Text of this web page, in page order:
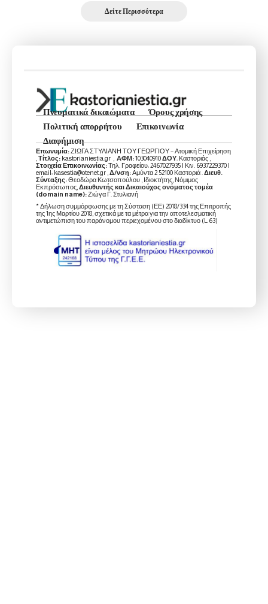
Δείτε Περισσότερα
Πνευματικά δικαιώματα
Όρους χρήσης
Πολιτική απορρήτου
Επικοινωνία
Διαφήμιση
Επωνυμία:ΖΙΩΓΑ ΣΤΥΛΙΑΝΗ ΤΟΥ ΓΕΩΡΓΙΟΥ – Ατομική Επιχείρηση
Τίτλος: kastorianiestia.gr , ΑΦΜ:103040910ΔΟΥ: Καστοριάς ,
Στοιχεία Επικοινωνίας:Τηλ. Γραφείου: 2467027935 | Κιν. 6937229370 |
email: kasestia@otenet.gr , Δ/νση:Αμύντα 2 52100 Καστοριά . Διευθ.
Σύνταξης:Θεοδώρα Κωτσοπούλου , Ιδιοκτήτης, Νόμιμος
Εκπρόσωπος, Διευθυντής και Δικαιούχος ονόματος τομέα
(domain name):Ζιώγα Γ. Στυλιανή
* Δήλωση συμμόρφωσης με τη Σύσταση (ΕΕ) 2018/334 της Επιτροπής
της 1ης Μαρτίου 2018, σχετικά με τα μέτρα για την αποτελεσματική
αντιμετώπιση του παράνομου περιεχομένου στο διαδίκτυο (L 63)